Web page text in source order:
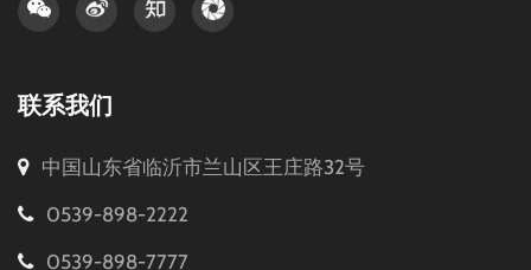
联系我们
中国山东省临沂市兰山区王庄路32号
0539-898-2222
0539-898-7777